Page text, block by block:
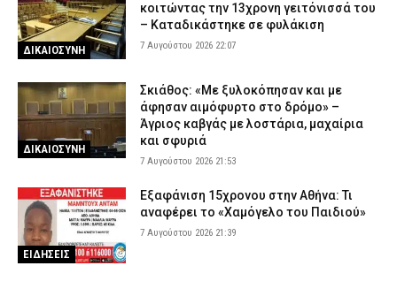
ΔΙΚΑΙΟΣΥΝΗ
κοιτώντας την 13χρονη γειτόνισσά του
– Καταδικάστηκε σε φυλάκιση
7 Αυγούστου 2026 22:07
ΔΙΚΑΙΟΣΥΝΗ
Σκιάθος: «Με ξυλοκόπησαν και με
άφησαν αιμόφυρτο στο δρόμο» –
Άγριος καβγάς με λοστάρια, μαχαίρια
και σφυριά
7 Αυγούστου 2026 21:53
ΕΙΔΗΣΕΙΣ
Εξαφάνιση 15χρονου στην Αθήνα: Τι
αναφέρει το «Χαμόγελο του Παιδιού»
7 Αυγούστου 2026 21:39